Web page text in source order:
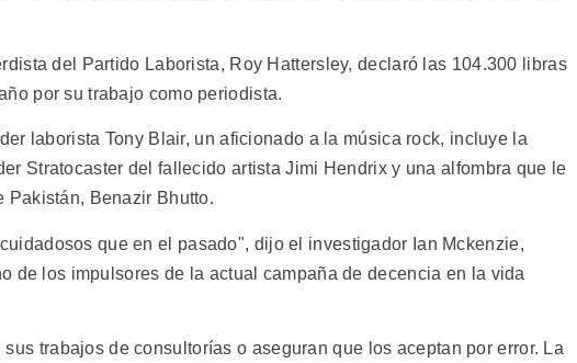
del Partido Laborista, Roy Hattersley, declaró las 104.300 libras
por su trabajo como periodista.
laborista Tony Blair, un aficionado a la música rock, incluye la
Stratocaster del fallecido artista Jimi Hendrix y una alfombra que le
Pakistán, Benazir Bhutto.
que en el pasado", dijo el investigador Ian Mckenzie,
de los impulsores de la actual campaña de decencia en la vida
trabajos de consultorías o aseguran que los aceptan por error. La